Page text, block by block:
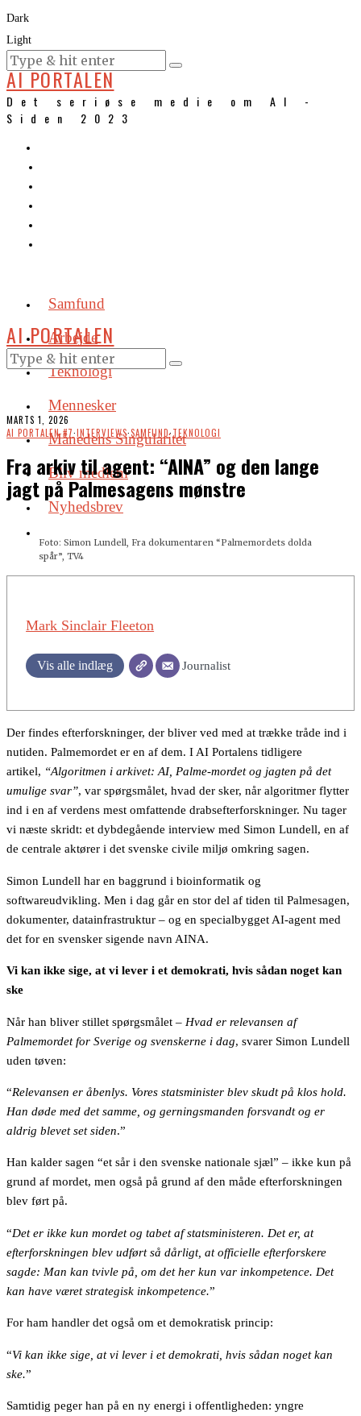
Dark
Light
KURSER
AI PORTALEN
Det seriøse medie om AI -
Siden 2023
Samfund
Arbejde
Teknologi
Mennesker
Månedens Singularitet
Bliv medlem
Nyhedsbrev
AI PORTALEN
MARTS 1, 2026
AI PORTALEN #7·INTERVIEWS·SAMFUND·TEKNOLOGI
Fra arkiv til agent: “AINA” og den lange
jagt på Palmesagens mønstre
Foto: Simon Lundell, Fra dokumentaren “Palmemordets dolda
spår”, TV4
Mark Sinclair Fleeton
Vis alle indlæg Journalist
Der findes efterforskninger, der bliver ved med at trække tråde ind i
nutiden. Palmemordet er en af dem. I AI Portalens tidligere
artikel, “Algoritmen i arkivet: AI, Palme-mordet og jagten på det
umulige svar”, var spørgsmålet, hvad der sker, når algoritmer flytter
ind i en af verdens mest omfattende drabsefterforskninger. Nu tager
vi næste skridt: et dybdegående interview med Simon Lundell, en af
de centrale aktører i det svenske civile miljø omkring sagen.
Simon Lundell har en baggrund i bioinformatik og
softwareudvikling. Men i dag går en stor del af tiden til Palmesagen,
dokumenter, datainfrastruktur – og en specialbygget AI-agent med
det for en svensker sigende navn AINA.
Vi kan ikke sige, at vi lever i et demokrati, hvis sådan noget kan
ske
Når han bliver stillet spørgsmålet – Hvad er relevansen af
Palmemordet for Sverige og svenskerne i dag, svarer Simon Lundell
uden tøven:
“Relevansen er åbenlys. Vores statsminister blev skudt på klos hold.
Han døde med det samme, og gerningsmanden forsvandt og er
aldrig blevet set siden.”
Han kalder sagen “et sår i den svenske nationale sjæl” – ikke kun på
grund af mordet, men også på grund af den måde efterforskningen
blev ført på.
“Det er ikke kun mordet og tabet af statsministeren. Det er, at
efterforskningen blev udført så dårligt, at officielle efterforskere
sagde: Man kan tvivle på, om det her kun var inkompetence. Det
kan have været strategisk inkompetence.”
For ham handler det også om et demokratisk princip:
“Vi kan ikke sige, at vi lever i et demokrati, hvis sådan noget kan
ske.”
Samtidig peger han på en ny energi i offentligheden: yngre